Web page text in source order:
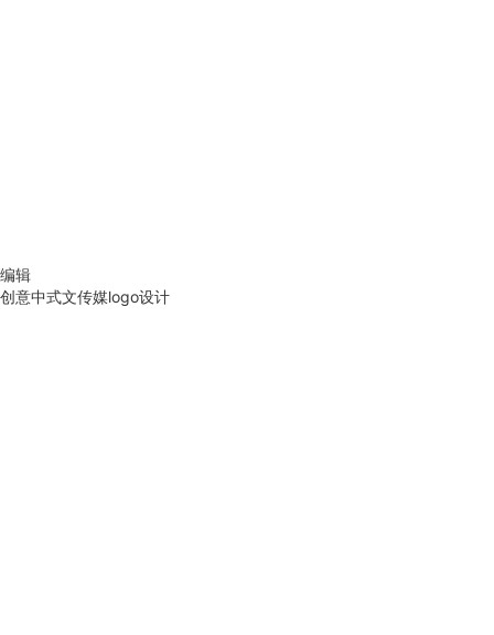
编辑
创意中式文传媒logo设计